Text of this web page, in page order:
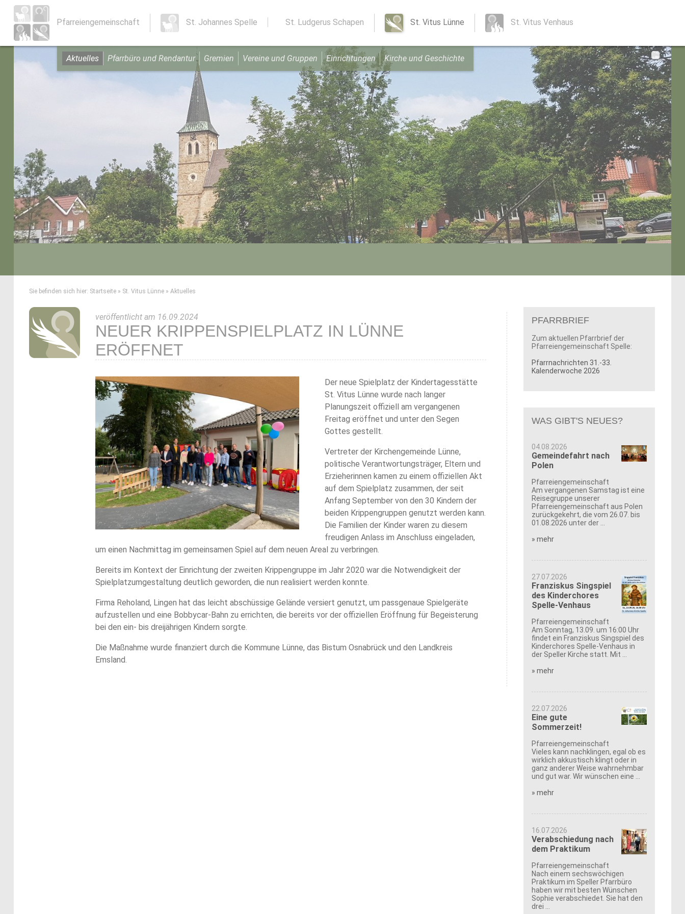
Pfarreiengemeinschaft St. Johannes Spelle St. Ludgerus Schapen St. Vitus Lünne St. Vitus Venhaus
Aktuelles Pfarrbüro und Rendantur Gremien Vereine und Gruppen Einrichtungen Kirche und Geschichte
Sie befinden sich hier: Startseite» St. Vitus Lünne» Aktuelles
veröffentlicht am 16.09.2024
NEUER KRIPPENSPIELPLATZ IN LÜNNE
ERÖFFNET
Der neue Spielplatz der Kindertagesstätte
St. Vitus Lünne wurde nach langer
Planungszeit offiziell am vergangenen
Freitag eröffnet und unter den Segen
Gottes gestellt.
Vertreter der Kirchengemeinde Lünne,
politische Verantwortungsträger, Eltern und
Erzieherinnen kamen zu einem offiziellen Akt
auf dem Spielplatz zusammen, der seit
Anfang September von den 30 Kindern der
beiden Krippengruppen genutzt werden kann.
Die Familien der Kinder waren zu diesem
freudigen Anlass im Anschluss eingeladen,
um einen Nachmittag im gemeinsamen Spiel auf dem neuen Areal zu verbringen.
Bereits im Kontext der Einrichtung der zweiten Krippengruppe im Jahr 2020 war die Notwendigkeit der
Spielplatzumgestaltung deutlich geworden, die nun realisiert werden konnte.
Firma Reholand, Lingen hat das leicht abschüssige Gelände versiert genutzt, um passgenaue Spielgeräte
aufzustellen und eine Bobbycar-Bahn zu errichten, die bereits vor der offiziellen Eröffnung für Begeisterung
bei den ein- bis dreijährigen Kindern sorgte.
Die Maßnahme wurde finanziert durch die Kommune Lünne, das Bistum Osnabrück und den Landkreis
Emsland.
PFARRBRIEF
Zum aktuellen Pfarrbrief der
Pfarreiengemeinschaft Spelle:
Pfarrnachrichten 31.-33.
Kalenderwoche 2026
WAS GIBT'S NEUES?
04.08.2026
Gemeindefahrt nach
Polen
Pfarreiengemeinschaft
Am vergangenen Samstag ist eine
Reisegruppe unserer
Pfarreiengemeinschaft aus Polen
zurückgekehrt, die vom 26.07. bis
01.08.2026 unter der ...
» mehr
27.07.2026
Franziskus Singspiel
des Kinderchores
Spelle-Venhaus
Pfarreiengemeinschaft
Am Sonntag, 13.09. um 16:00 Uhr
findet ein Franziskus Singspiel des
Kinderchores Spelle-Venhaus in
der Speller Kirche statt. Mit ...
» mehr
22.07.2026
Eine gute
Sommerzeit!
Pfarreiengemeinschaft
Vieles kann nachklingen, egal ob es
wirklich akkustisch klingt oder in
ganz anderer Weise wahrnehmbar
und gut war. Wir wünschen eine ...
» mehr
16.07.2026
Verabschiedung nach
dem Praktikum
Pfarreiengemeinschaft
Nach einem sechswöchigen
Praktikum im Speller Pfarrbüro
haben wir mit besten Wünschen
Sophie verabschiedet. Sie hat den
drei ...